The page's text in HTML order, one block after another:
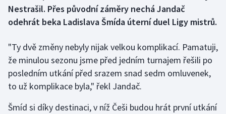
Futsal
Gymnastika
Házená
Jezdectví
Nestrašil. Přes původní záměry nechá Jandač
odehrát beka Ladislava Šmída úterní duel Ligy mistrů.
"Ty dvě změny nebyly nijak velkou komplikací. Pamatuji,
že minulou sezonu jsme před jedním turnajem řešili po
posledním utkání před srazem snad sedm omluvenek,
to už komplikace byla," řekl Jandač.
Šmíd si díky destinaci, v níž Češi budou hrát první utkání